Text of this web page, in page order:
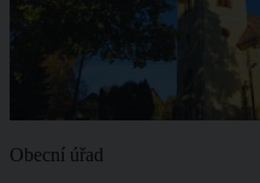
Obecní úřad